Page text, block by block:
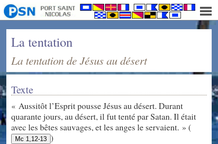
La tentation
La tentation de Jésus au désert
Texte
« Aussitôt l’Esprit pousse Jésus au désert. Durant
quarante jours, au désert, il fut tenté par Satan. Il était
avec les bêtes sauvages, et les anges le servaient. » (
Mc 1,12-13 )